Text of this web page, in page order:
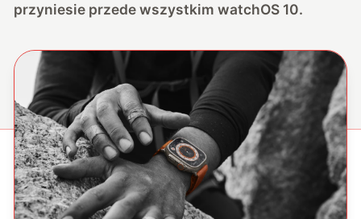
przyniesie przede wszystkim watchOS 10.